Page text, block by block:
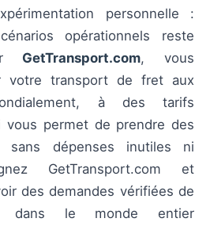
personnelle :
opérationnels reste
GetTransport.com, vous
votre transport de fret aux
à des tarifs
vous permet de prendre des
sans dépenses inutiles ni
GetTransport.com et
des demandes vérifiées de
dans le monde entier